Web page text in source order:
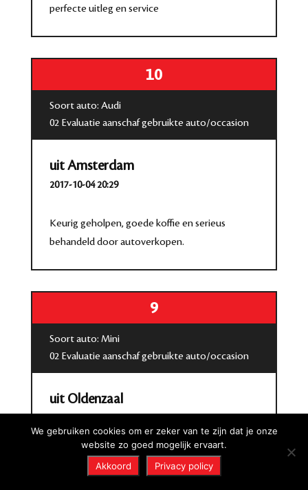
perfecte uitleg en service
10
Soort auto: Audi
02 Evaluatie aanschaf gebruikte auto/occasion
uit Amsterdam
2017-10-04 20:29
Keurig geholpen, goede koffie en serieus
behandeld door autoverkopen.
9
Soort auto: Mini
02 Evaluatie aanschaf gebruikte auto/occasion
uit Oldenzaal
Een goede ervaring. Ik ben netjes geholpen en
begeleid. Klantvriendelijk was de verkoper.
We gebruiken cookies om er zeker van te zijn dat je onze
website zo goed mogelijk ervaart.
Akkoord
Privacy policy